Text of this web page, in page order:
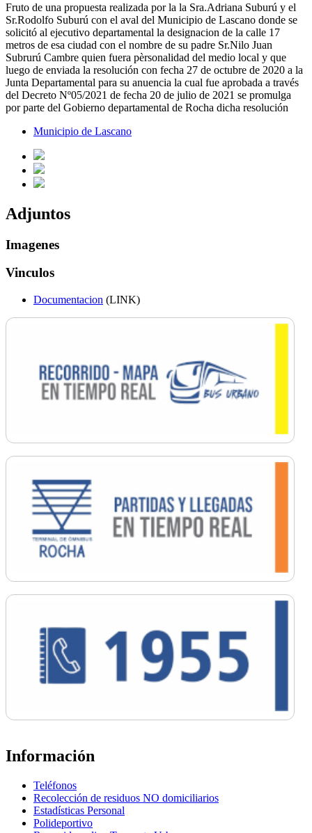
Fruto de una propuesta realizada por la la Sra.Adriana Suburú y el
Sr.Rodolfo Suburú con el aval del Municipio de Lascano donde se
solicitó al ejecutivo departamental la designacion de la calle 17
metros de esa ciudad con el nombre de su padre Sr.Nilo Juan
Subrurú Cambre quien fuera pèrsonalidad del medio local y que
luego de enviada la resolución con fecha 27 de octubre de 2020 a la
Junta Departamental para su anuencia la cual fue aprobada a través
del Decreto Nº05/2021 de fecha 20 de julio de 2021 se promulga
por parte del Gobierno departamental de Rocha dicha resolución
Municipio de Lascano
Adjuntos
Imagenes
Vinculos
Documentacion (LINK)
Información
Teléfonos
Recolección de residuos NO domiciliarios
Estadísticas Personal
Polideportivo